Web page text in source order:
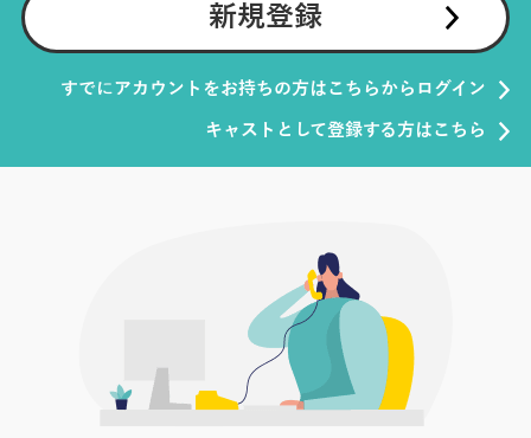
新規登録
すでにアカウントをお持ちの方はこちらからログイン
キャストとして登録する方はこちら